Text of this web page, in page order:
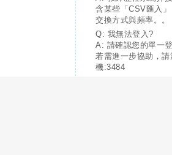
含某些「CSV匯入
交換方式與頻率。。
Q: 我無法登入?
A: 請確認您的單一
若需進一步協助，
機:3484